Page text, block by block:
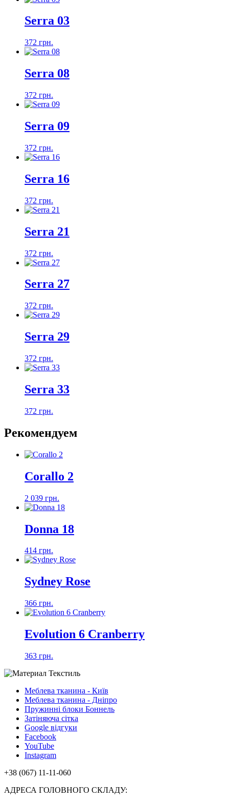
Serra 03
372 грн.
Serra 08
372 грн.
Serra 09
372 грн.
Serra 16
372 грн.
Serra 21
372 грн.
Serra 27
372 грн.
Serra 29
372 грн.
Serra 33
372 грн.
Рекомендуем
Corallo 2
2 039 грн.
Donna 18
414 грн.
Sydney Rose
366 грн.
Evolution 6 Cranberry
363 грн.
Меблева тканина - Київ
Меблева тканина - Дніпро
Пружинні блоки Боннель
Затіняюча сітка
Google відгуки
Facebook
YouTube
Instagram
+38 (067) 11-11-060
АДРЕСА ГОЛОВНОГО СКЛАДУ: